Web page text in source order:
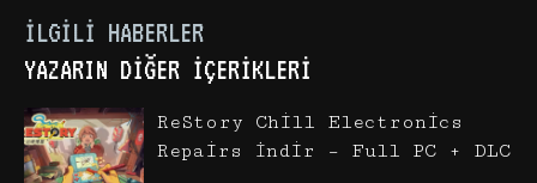
İLGILI HABERLER
YAZARIN DIĞER İÇERIKLERI
ReStory Chill Electronics
Repairs İndir – Full PC + DLC